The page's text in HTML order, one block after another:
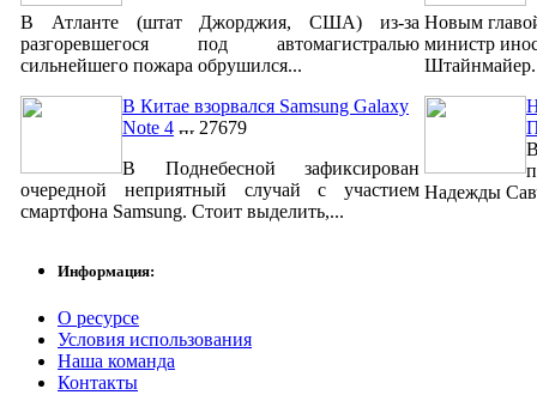
В Атланте (штат Джорджия, США) из-за
разгоревшегося под автомагистралью
сильнейшего пожара обрушился...
В Китае взорвался Samsung Galaxy
Note 4
27679
В Поднебесной зафиксирован
очередной неприятный случай с участием
смартфона Samsung. Стоит выделить,...
Новым
министр
Надежды
Информация:
О ресурсе
Условия использования
Наша команда
Контакты